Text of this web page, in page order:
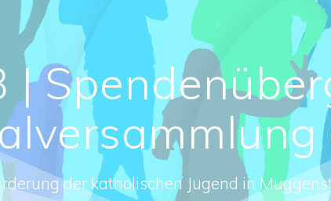
|
der katholischen Jugend in